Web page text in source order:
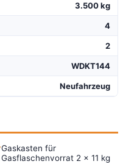
3.500 kg
4
2
WDKT144
Neufahrzeug
Gaskasten für
Gasflaschenvorrat 2 x 11 kg